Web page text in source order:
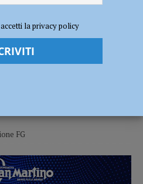
e 56 irregolarità riscontrate:
Logistica
controllati in un
FG
la privacy policy